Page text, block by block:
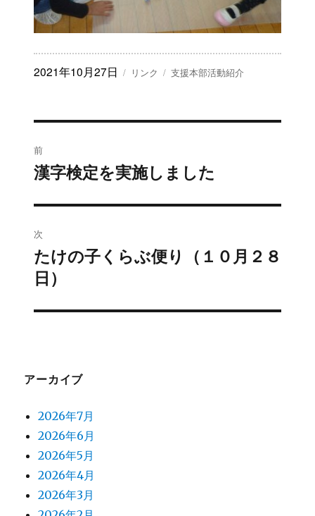
投
2021年10月27日
フ
リンク
カ
支援本部活動紹介
稿
ビ
ゲ
ー
シ
ン
前
過
の
投
稿:
漢字検定を実施しました
次
次
の
稿:
たけの子くらぶ便り（１０月２８
日）
アーカイブ
2026年7月
2026年6月
2026年5月
2026年4月
2026年3月